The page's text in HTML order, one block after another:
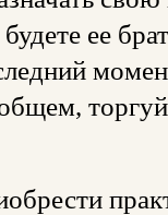
ее